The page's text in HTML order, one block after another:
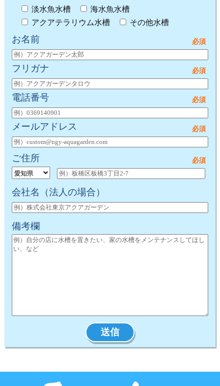
淡水魚水槽
海水魚水槽
アクアテラリウム水槽
その他水槽
お名前
フリガナ
電話番号
メールアドレス
ご住所
会社名 （法人の場合）
備考欄